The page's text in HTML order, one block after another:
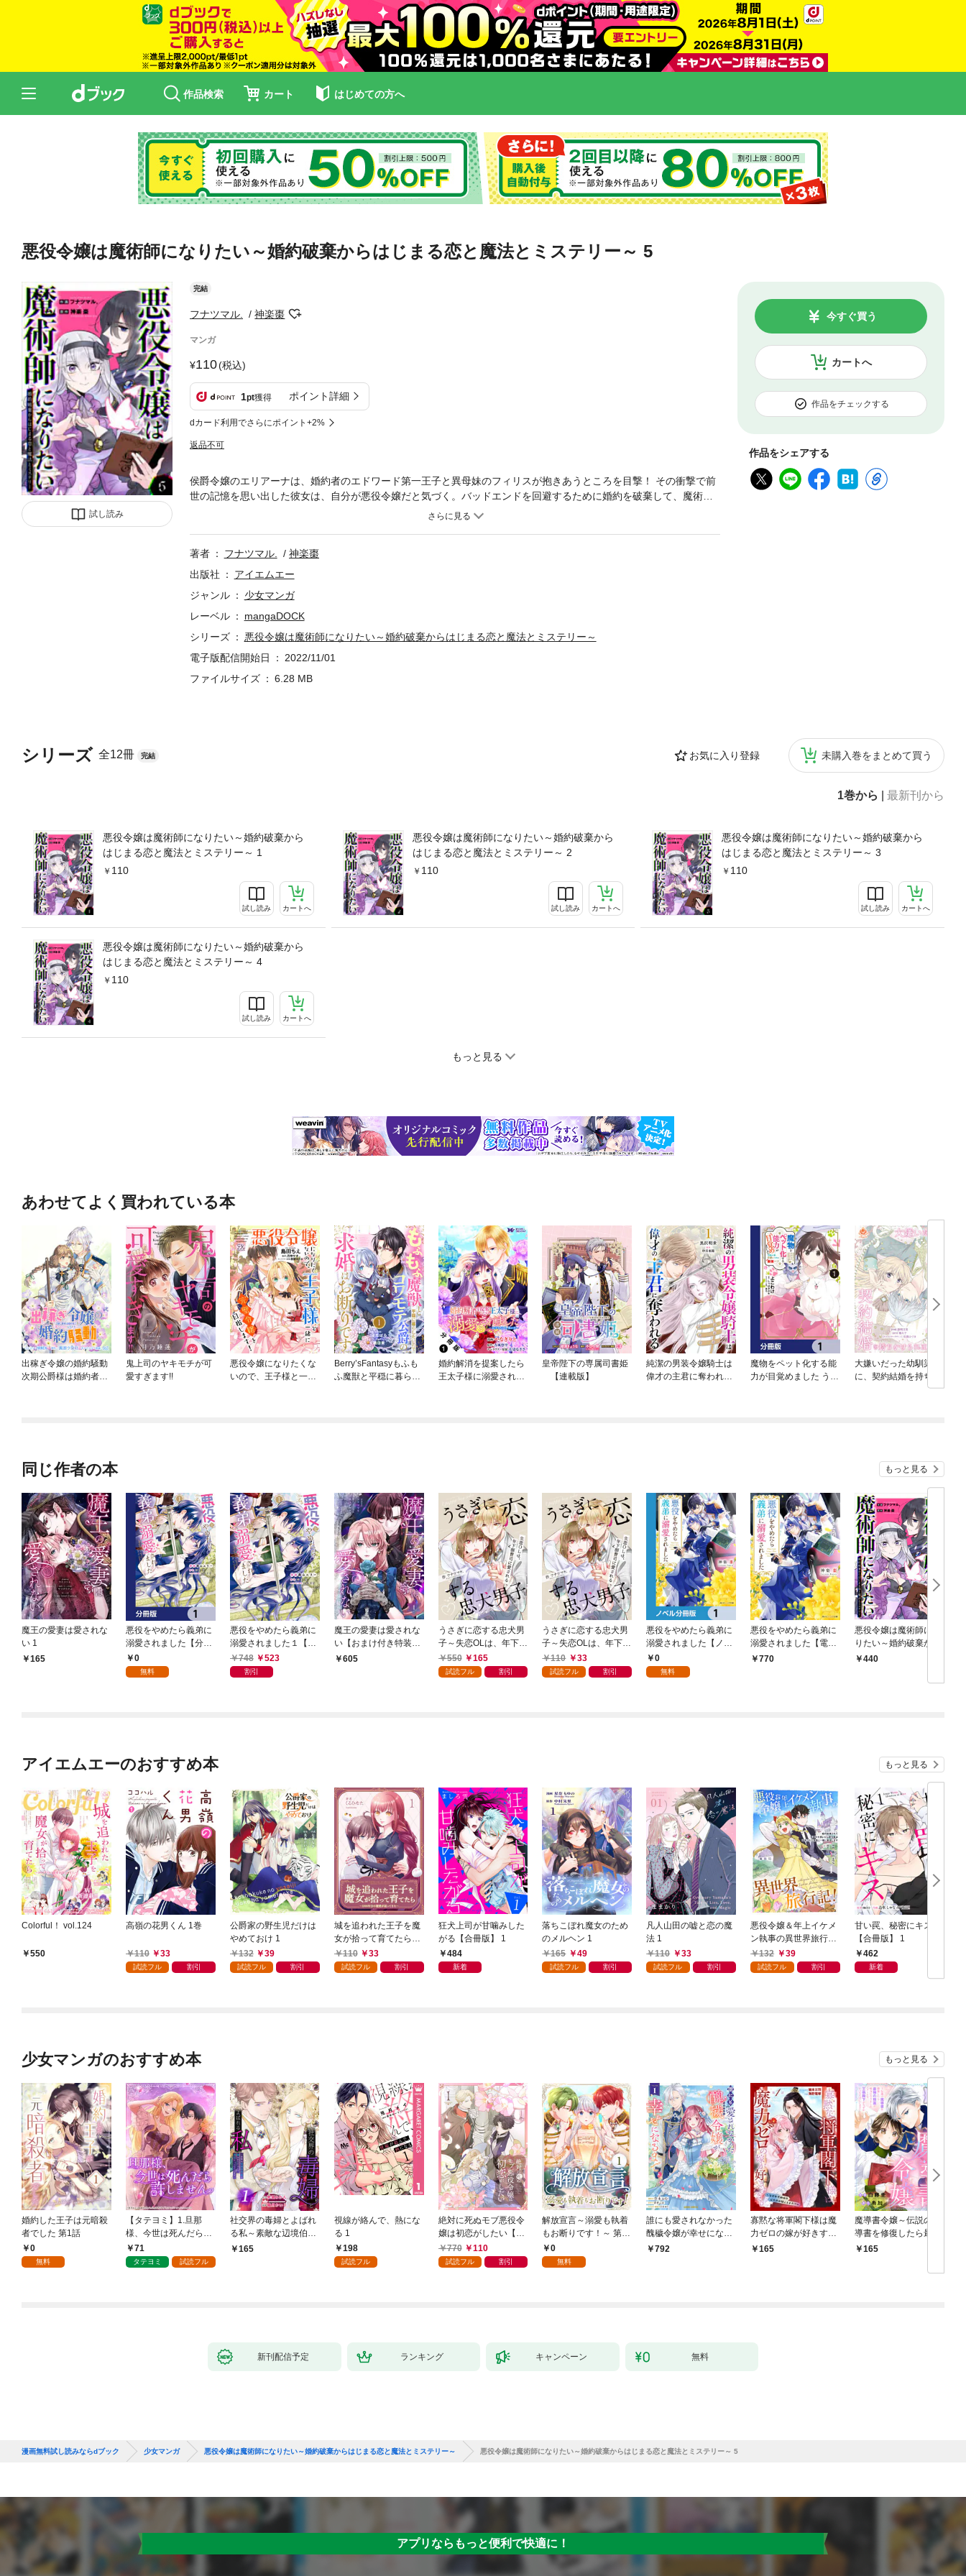
作品検索 カート はじめての方へ
悪役令嬢は魔術師になりたい～婚約破棄からはじまる恋と魔法とミステリー～ 5
試し読み
完結
フナツマル. 神楽棗
マンガ
110(税込)
1pt獲得 ポイント詳細
dカード利用でさらにポイント+2%
返品不可
カートへ
今すぐ買う
作品をチェックする
作品をシェアする
シリーズ 全12冊 完結 お気に入り登録 未購入巻をまとめて買う
1巻から 最新刊から
悪役令嬢は魔術師になりたい～婚約破棄から
はじまる恋と魔法とミステリー～ 1
110
試し読み カートへ
悪役令嬢は魔術師になりたい～婚約破棄から
はじまる恋と魔法とミステリー～ 2
110
試し読み カートへ
悪役令嬢は魔術師になりたい～婚約破棄から
はじまる恋と魔法とミステリー～ 3
110
試し読み カートへ
悪役令嬢は魔術師になりたい～婚約破棄から
はじまる恋と魔法とミステリー～ 4
110
試し読み カートへ
もっと見る
侯爵令嬢のエリアーナは、婚約者のエドワード第一王子と異母妹のフィリスが抱きあうところを目撃！ その衝撃で前
世の記憶を思い出した彼女は、自分が悪役令嬢だと気づく。バッドエンドを回避するために婚約を破棄して、魔術師
を目指すことにした彼女。そこで王宮魔術師のゼオンと出会い、弟子入りを果たす。だが、ゼオンには王位継承権を
著者
フナツマル.
神楽棗
出版社
アイエムエー
ジャンル
少女マンガ
レーベル
mangaDOCK
シリーズ
悪役令嬢は魔術師になりたい～婚約破棄からはじまる恋と魔法とミステリー～
電子版配信開始日
2022/11/01
ファイルサイズ
6.28 MB
あわせてよく買われている本
出稼ぎ令嬢の婚約騒動
次期公爵様は婚約者に
鬼上司のヤキモチが可
愛すぎます!!
悪役令嬢になりたくな
いので、王子様と一緒
Berry’sFantasyもふも
ふ魔獣と平穏に暮らし
婚約解消を提案したら
王太子様に溺愛されま
皇帝陛下の専属司書姫
【連載版】
純潔の男装令嬢騎士は
偉才の主君に奪われる
魔物をペット化する能
力が目覚めました うち
大嫌いだった幼馴染
に、契約結婚を持ちか
同じ作者の本 もっと見る
魔王の愛妻は愛されな
い 1
165
悪役をやめたら義弟に
溺愛されました【分冊
版】 1
0
無料
悪役をやめたら義弟に
溺愛されました１【電
子限定特典付き】
748 523
割引
魔王の愛妻は愛されな
い【おまけ付き特装
版】 1
605
うさぎに恋する忠犬男
子～失恋OLは、年下御
曹司に愛される～【合
冊版】1
550 165
試読フル 割引
うさぎに恋する忠犬男
子～失恋OLは、年下御
曹司に愛される～ 1
110 33
試読フル 割引
悪役をやめたら義弟に
溺愛されました【ノベ
ル分冊版】 1
0
無料
悪役をやめたら義弟に
溺愛されました【電子
特典付き】
770
悪役令嬢は魔術師にな
りたい～婚約破棄から
はじまる恋と魔法とミ
440
アイエムエーのおすすめ本 もっと見る
Colorful！ vol.124
550
高嶺の花男くん 1巻
110 33
試読フル 割引
公爵家の野生児だけは
やめておけ 1
132
39
試読フル 割引
城を追われた王子を魔
女が拾って育てたら～
1000年分の寵愛が返っ
てきた～ 1
110 33
試読フル 割引
狂犬上司が甘噛みした
がる【合冊版】 1
484
新着
落ちこぼれ魔女のため
のメルヘン 1
165
49
試読フル 割引
凡人山田の嘘と恋の魔
法 1
110
33
試読フル 割引
悪役令嬢＆年上イケメ
ン執事の異世界旅行
記！～婚約破棄されて
慰謝料を稼いだ公爵令
132 39
試読フル 割引
甘い罠、秘密にキス
【合冊版】 1
462
新着
少女マンガのおすすめ本 もっと見る
婚約した王子は元暗殺
者でした 第1話
0
無料
【タテヨミ】1.旦那
様、今世は死んだら許
しません
71
タテヨミ 試読フル
社交界の毒婦とよばれ
る私～素敵な辺境伯令
息に腕を折られたの
165
視線が絡んで、熱にな
る 1
198
試読フル
絶対に死ぬモブ悪役令
嬢は初恋がしたい【単
行本版】 1巻
770 110
試読フル 割引
解放宣言～溺愛も執着
もお断りです！～ 第1
話0
無料
誰にも愛されなかった
醜穢令嬢が幸せになる
まで 1
792
寡黙な将軍閣下様は魔
力ゼロの嫁が好きすぎ
る～なぜか旦那様の心
165
魔導書令嬢～伝説の魔
導書を修復したら最強
の精霊が味方になりま
下がなぜかいつもそば
165
新刊配信予定 ランキング キャンペーン 無料
漫画無料試し読みならdブック 少女マンガ 悪役令嬢は魔術師になりたい～婚約破棄からはじまる恋と魔法とミステリー～ 悪役令嬢は魔術師になりたい～婚約破棄からはじまる恋と魔法とミステリー～ 5
アプリならもっと便利で快適に！